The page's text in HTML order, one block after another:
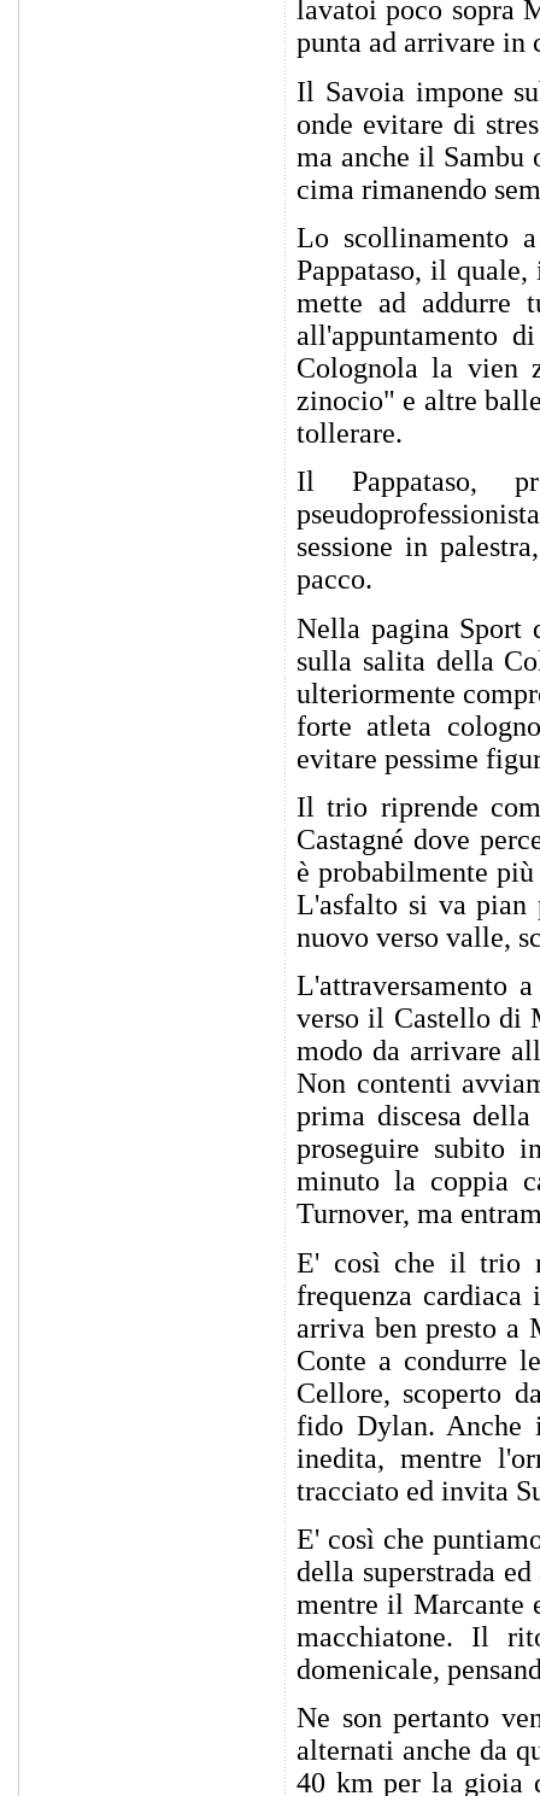
lavatoi poco sopra
punta ad arrivare in
Il Savoia impone
onde evitare di
ma anche il Sambu
cima rimanendo
Lo scollinamento
Pappataso, il
mette ad addurre
all'appuntamento
Colognola la vien
zinocio" e altre
tollerare.
Il Pappataso,
sessione in
pacco.
Nella pagina Sport
sulla salita della
ulteriormente
forte atleta
evitare pessime
Il trio riprende
Castagné dove
è probabilmente
L'asfalto si va pian
nuovo verso valle,
L'attraversamento
verso il Castello di
modo da arrivare
Non contenti
prima discesa
proseguire subito
minuto la coppia
Turnover, ma
E' così che il trio
frequenza
arriva ben presto a
Conte a condurre
Cellore, scoperto
fido Dylan. Anche
inedita, mentre
tracciato ed invita
E' così che
della superstrada
mentre il Marcante
macchiatone. Il
domenicale,
Ne son pertanto
alternati anche da
40 km per la gioia